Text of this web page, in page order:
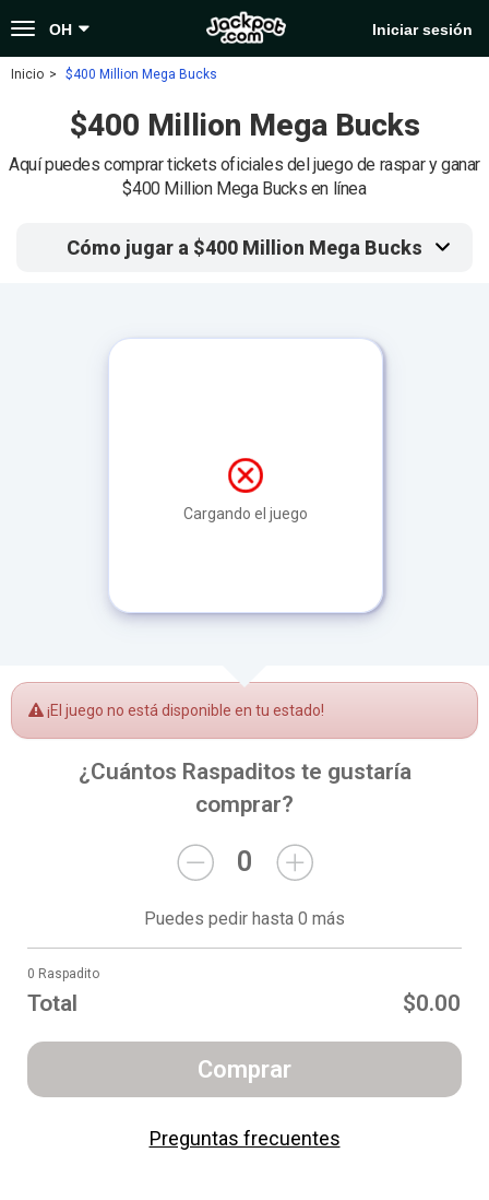
Toggle
navigation
OH Iniciar sesión
Inicio $400 Million Mega Bucks
$400 Million Mega Bucks
Aquí puedes comprar tickets oficiales del juego de raspar y ganar
$400 Million Mega Bucks en línea
Cómo jugar a $400 Million Mega Bucks
Cargando el juego
¡El juego no está disponible en tu estado!
¿Cuántos Raspaditos te gustaría
comprar?
0
Puedes pedir hasta 0 más
0 Raspadito
Total $0.00
Comprar
Preguntas frecuentes